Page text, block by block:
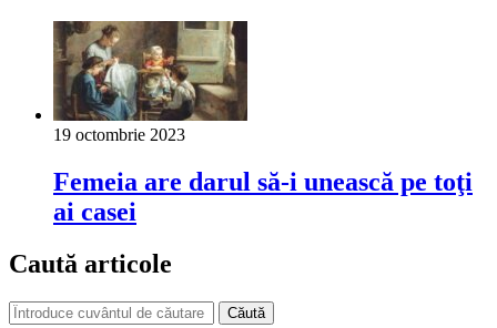
19 octombrie 2023
Femeia are darul să-i unească pe toţi
ai casei
Caută articole
Căută